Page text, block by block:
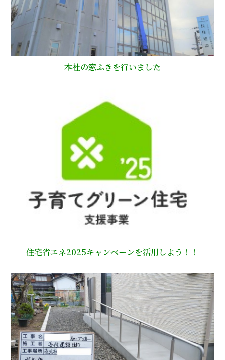
本社の窓ふきを行いました
住宅省エネ2025キャンペーンを活用しよう！！